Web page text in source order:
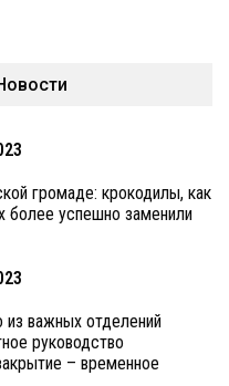
громаде: крокодилы, как
более успешно заменили
важных отделений
руководство
– временное